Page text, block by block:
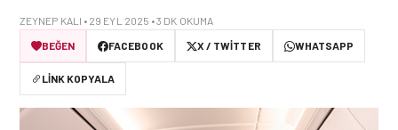
ZEYNEP KALI • 29 EYL 2025 • 3 DK OKUMA
BEĞEN
FACEBOOK X / TWITTER WHATSAPP
LINK KOPYALA